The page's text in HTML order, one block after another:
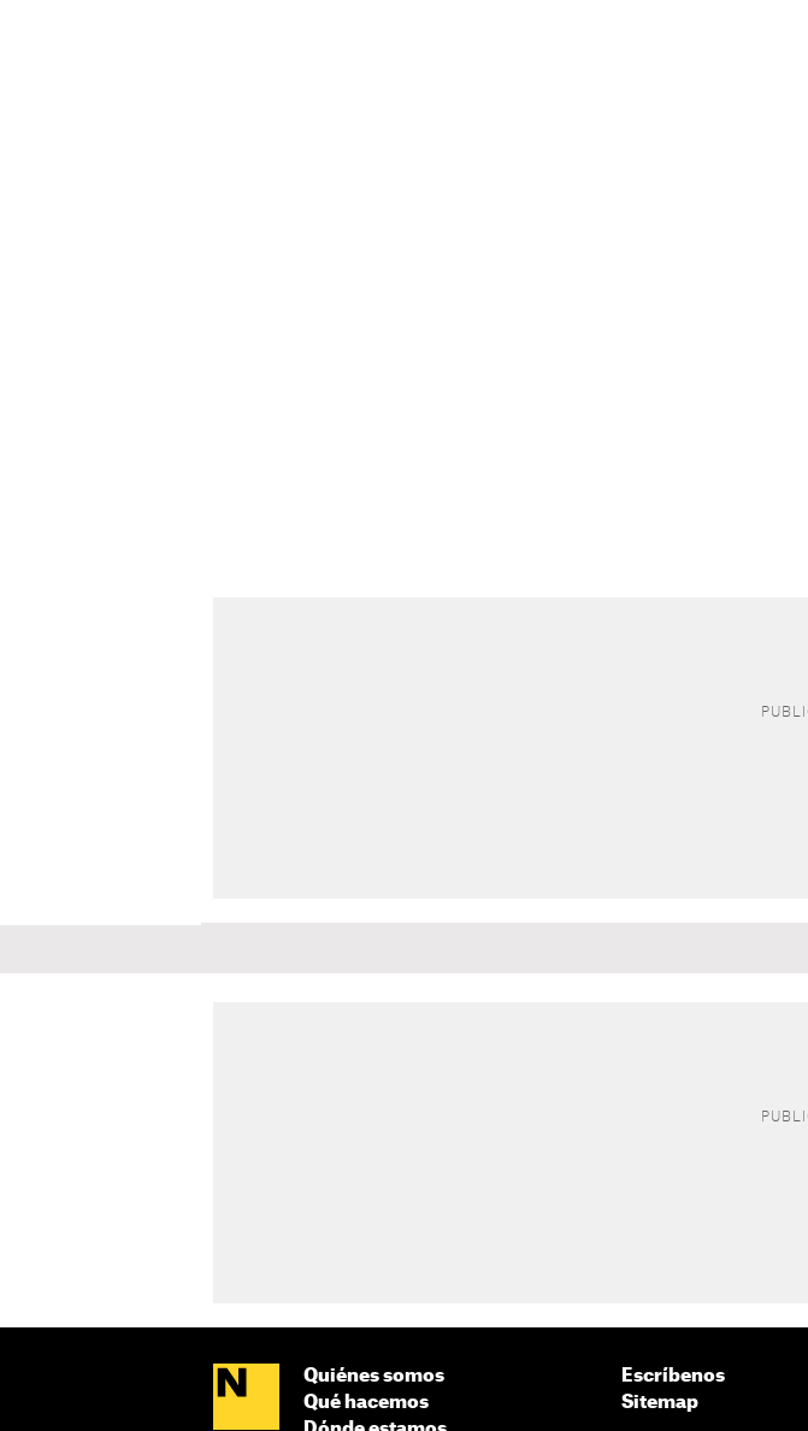
Quiénes somos
Qué hacemos
Escríbenos
Sitemap